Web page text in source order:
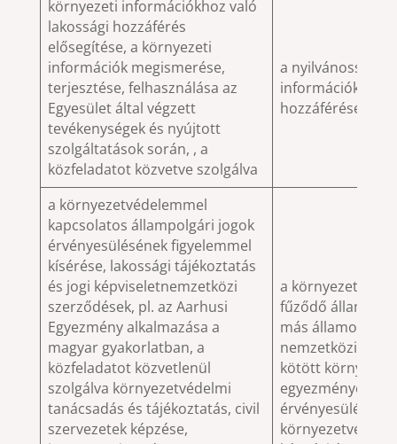
környezeti információkhoz való
lakossági hozzáférés
elősegítése, a környezeti
információk megismerése,
terjesztése, felhasználása az
Egyesület által végzett
tevékenységek és nyújtott
szolgáltatások során, , a
közfeladatot közvetve szolgálva
a nyilvánosság
információkhoz
hozzáférésének
a környezetvédelemmel
kapcsolatos állampolgári jogok
érvényesülésének figyelemmel
kísérése, lakossági tájékoztatás
és jogi képviseletnemzetközi
szerződések, pl. az Aarhusi
Egyezmény alkalmazása a
magyar gyakorlatban, a
közfeladatot közvetlenül
szolgálva környezetvédelmi
tanácsadás és tájékoztatás, civil
szervezetek képzése,
a környezet
fűződő
más államokkal
nemzetközi
kötött
egyezmények,
érvényesülése a